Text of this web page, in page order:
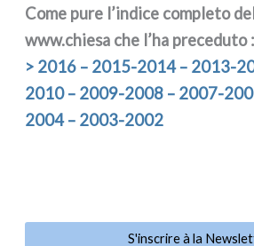
Come pure l’indice com­ple­to
www.chiesa che l’ha pre­ce­du­to :
> 2016 – 2015-2014 – 2013-
2010 – 2009-2008 – 2007-
2004 – 2003-2002
S'inscrire à la